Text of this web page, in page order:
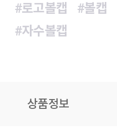
#로고볼캡 #볼캡
#자수볼캡
상품정보